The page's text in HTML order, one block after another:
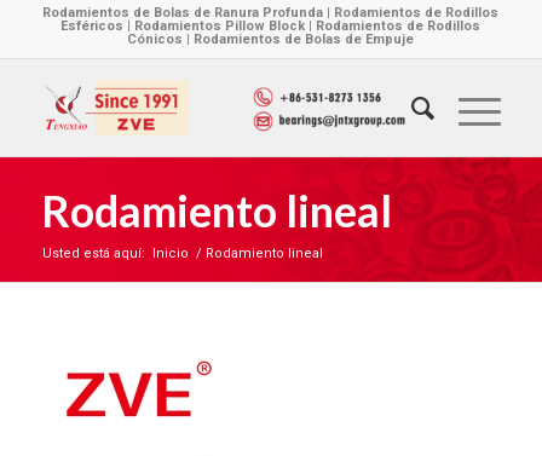
Rodamientos de Bolas de Ranura Profunda | Rodamientos de Rodillos
Esféricos | Rodamientos Pillow Block | Rodamientos de Rodillos
Cónicos | Rodamientos de Bolas de Empuje
Rodamiento lineal
Usted está aquí: Inicio / Rodamiento lineal